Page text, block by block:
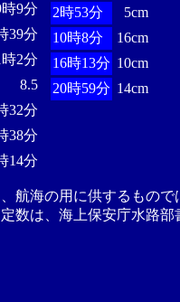
時9分
39分
時2分
8.5
32分
38分
14分
2時53分
5cm
10時8分
16cm
16時13分 10cm
20時59分 14cm
航海の用に供するもの
数は、海上保安庁水路